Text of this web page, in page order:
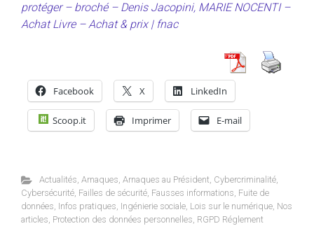
protéger – broché – Denis Jacopini, MARIE NOCENTI –
Achat Livre – Achat & prix | fnac
Facebook X LinkedIn
Scoop.it Imprimer E-mail
Actualités, Arnaques, Arnaques au Président, Cybercriminalité,
Cybersécurité, Failles de sécurité, Fausses informations, Fuite de
données, Infos pratiques, Ingénierie sociale, Lois sur le numérique, Nos
articles, Protection des données personnelles, RGPD Réglement